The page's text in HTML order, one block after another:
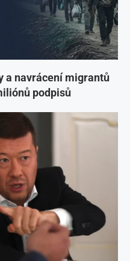
a navrácení migrantů
podpisů